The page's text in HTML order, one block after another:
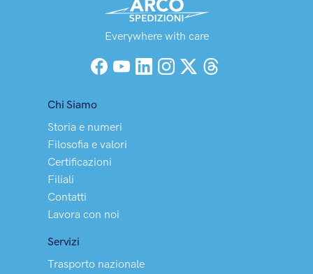
Everywhere with care
Facebook
YouTubeLinkedInInstagramX (Twitter)
Chi Siamo
Storia e numeri
Filosofia e valori
Certificazioni
Filiali
Contatti
Lavora con noi
Servizi
Trasporto nazionale